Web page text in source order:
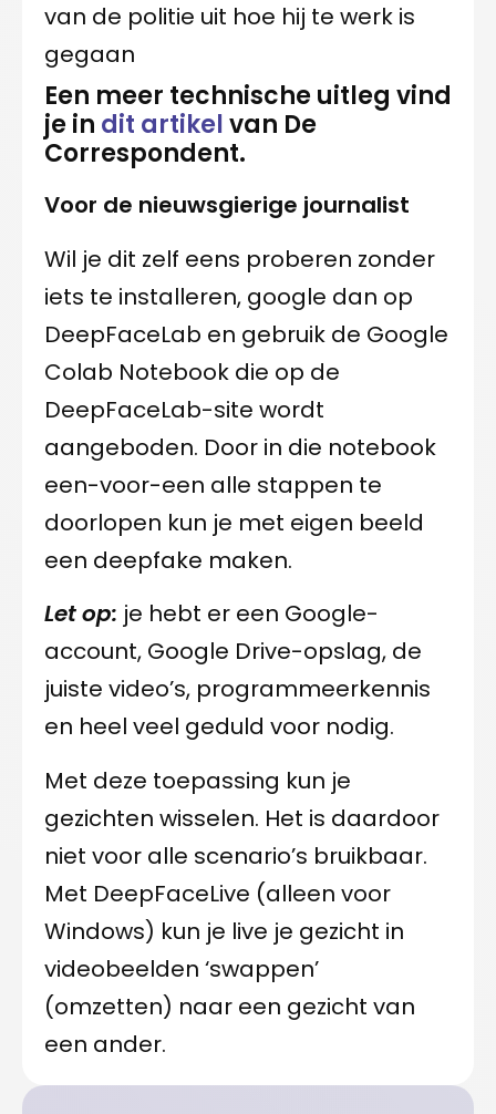
van de politie uit hoe hij te werk is
gegaan
Een meer technische uitleg vind
je in dit artikelvan De
Correspondent.
Voor de nieuwsgierige journalist
Wil je dit zelf eens proberen zonder
iets te installeren, google dan op
DeepFaceLab en gebruik de Google
Colab Notebook die op de
DeepFaceLab-site wordt
aangeboden. Door in die notebook
een-voor-een alle stappen te
doorlopen kun je met eigen beeld
een deepfake maken.
Let op: je hebt er een Google-
account, Google Drive-opslag, de
juiste video’s, programmeerkennis
en heel veel geduld voor nodig.
Met deze toepassing kun je
gezichten wisselen. Het is daardoor
niet voor alle scenario’s bruikbaar.
Met DeepFaceLive (alleen voor
Windows) kun je live je gezicht in
videobeelden ‘swappen’
(omzetten) naar een gezicht van
een ander.